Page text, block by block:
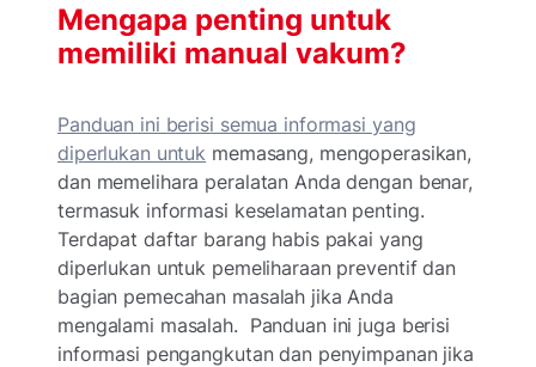
Mengapa penting untuk
memiliki manual vakum?
Panduan ini berisi semua informasi yang
diperlukan untuk memasang, mengoperasikan,
dan memelihara peralatan Anda dengan benar,
termasuk informasi keselamatan penting.
Terdapat daftar barang habis pakai yang
diperlukan untuk pemeliharaan preventif dan
bagian pemecahan masalah jika Anda
mengalami masalah. Panduan ini juga berisi
informasi pengangkutan dan penyimpanan jika